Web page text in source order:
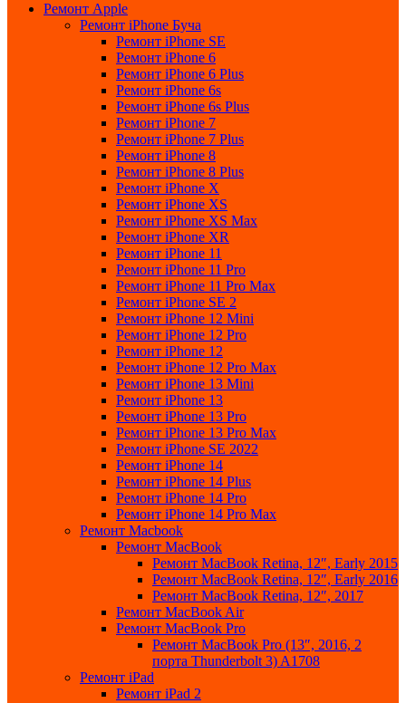
Ремонт Apple
Ремонт iPhone Буча
Ремонт iPhone SE
Ремонт iPhone 6
Ремонт iPhone 6 Plus
Ремонт iPhone 6s
Ремонт iPhone 6s Plus
Ремонт iPhone 7
Ремонт iPhone 7 Plus
Ремонт iPhone 8
Ремонт iPhone 8 Plus
Ремонт iPhone X
Ремонт iPhone XS
Ремонт iPhone XS Max
Ремонт iPhone XR
Ремонт iPhone 11
Ремонт iPhone 11 Pro
Ремонт iPhone 11 Pro Max
Ремонт iPhone SE 2
Ремонт iPhone 12 Mini
Ремонт iPhone 12 Pro
Ремонт iPhone 12
Ремонт iPhone 12 Pro Max
Ремонт iPhone 13 Mini
Ремонт iPhone 13
Ремонт iPhone 13 Pro
Ремонт iPhone 13 Pro Max
Ремонт iPhone SE 2022
Ремонт iPhone 14
Ремонт iPhone 14 Plus
Ремонт iPhone 14 Pro
Ремонт iPhone 14 Pro Max
Ремонт Macbook
Ремонт MacBook
Ремонт MacBook Retina, 12″, Early 2015
Ремонт MacBook Retina, 12″, Early 2016
Ремонт MacBook Retina, 12″, 2017
Ремонт MacBook Air
Ремонт MacBook Pro
Ремонт MacBook Pro (13″, 2016, 2
порта Thunderbolt 3) A1708
Ремонт iPad
Ремонт iPad 2